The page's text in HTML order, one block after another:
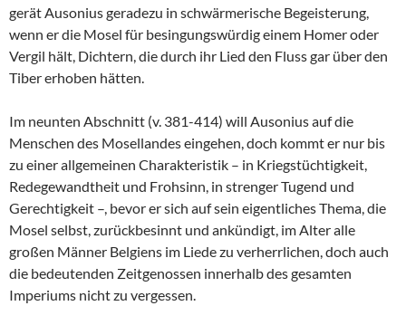
gerät Ausonius geradezu in schwärmerische Begeisterung,
wenn er die Mosel für besingungswürdig einem Homer oder
Vergil hält, Dichtern, die durch ihr Lied den Fluss gar über den
Tiber erhoben hätten.
Im neunten Abschnitt (v. 381-414) will Ausonius auf die
Menschen des Mosellandes eingehen, doch kommt er nur bis
zu einer allgemeinen Charakteristik – in Kriegstüchtigkeit,
Redegewandtheit und Frohsinn, in strenger Tugend und
Gerechtigkeit –, bevor er sich auf sein eigentliches Thema, die
Mosel selbst, zurückbesinnt und ankündigt, im Alter alle
großen Männer Belgiens im Liede zu verherrlichen, doch auch
die bedeutenden Zeitgenossen innerhalb des gesamten
Imperiums nicht zu vergessen.